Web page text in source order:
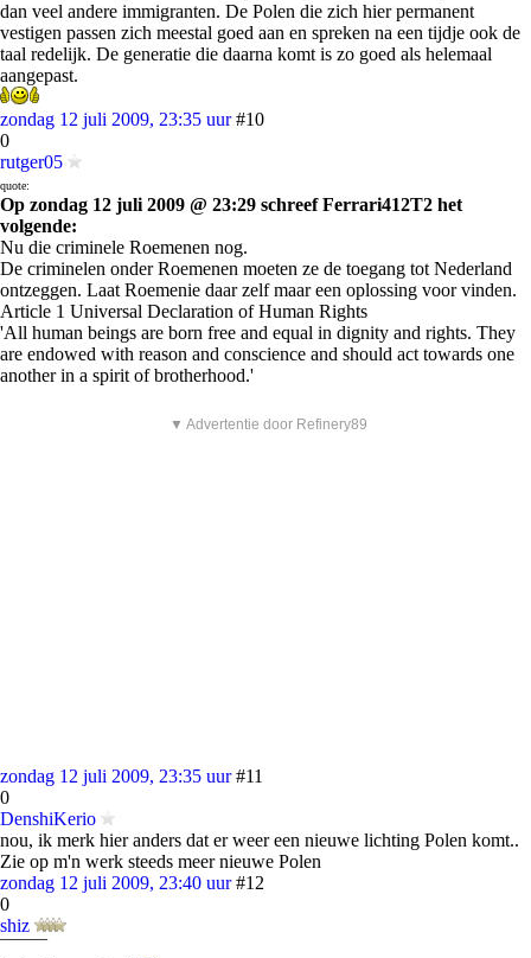
dan veel andere immigranten. De Polen die zich hier permanent
vestigen passen zich meestal goed aan en spreken na een tijdje ook de
taal redelijk. De generatie die daarna komt is zo goed als helemaal
aangepast.
zondag 12 juli 2009, 23:35 uur #10
0
rutger05
quote:
Op zondag 12 juli 2009 @ 23:29 schreef Ferrari412T2 het
volgende:
Nu die criminele Roemenen nog.
De criminelen onder Roemenen moeten ze de toegang tot Nederland
ontzeggen. Laat Roemenie daar zelf maar een oplossing voor vinden.
Article 1 Universal Declaration of Human Rights
'All human beings are born free and equal in dignity and rights. They
are endowed with reason and conscience and should act towards one
another in a spirit of brotherhood.'
▼ Advertentie door Refinery89
zondag 12 juli 2009, 23:35 uur #11
0
DenshiKerio
nou, ik merk hier anders dat er weer een nieuwe lichting Polen komt..
Zie op m'n werk steeds meer nieuwe Polen
zondag 12 juli 2009, 23:40 uur #12
0
shiz
¯¯¯¯¯